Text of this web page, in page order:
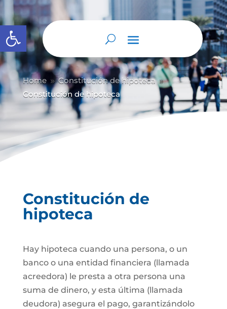
Abrir barra de herramientas
Home 9 Constitución de hipoteca 9
Constitución de hipoteca
Constitución de
hipoteca
Hay hipoteca cuando una persona, o un
banco o una entidad financiera (llamada
acreedora) le presta a otra persona una
suma de dinero, y esta última (llamada
deudora) asegura el pago, garantizándolo